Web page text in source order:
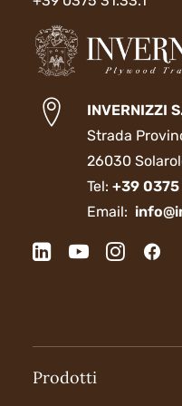
INVERNIZZI
Strada
26030
Tel: +39 0375
Email:
Prodotti